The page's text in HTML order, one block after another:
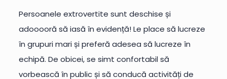
Persoanele extrovertite sunt deschise și
adooooră să iasă în evidență! Le place să lucreze
în grupuri mari și preferă adesea să lucreze în
echipă. De obicei, se simt confortabil să
vorbească în public și să conducă activități de